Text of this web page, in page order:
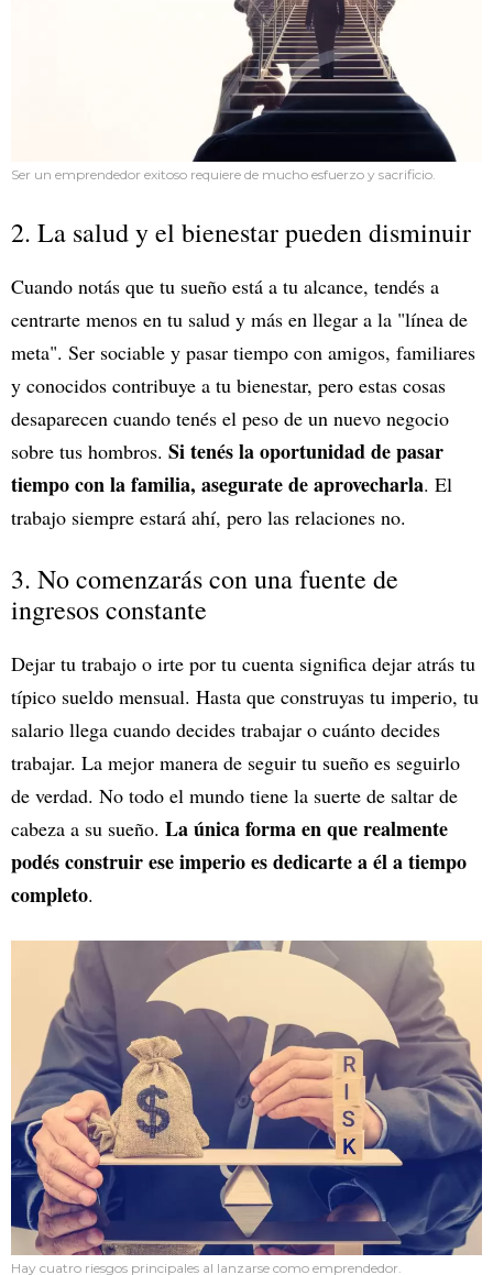
Ser un emprendedor exitoso requiere de mucho esfuerzo y sacrificio.
2. La salud y el bienestar pueden disminuir
Cuando notás que tu sueño está a tu alcance, tendés a
centrarte menos en tu salud y más en llegar a la "línea de
meta". Ser sociable y pasar tiempo con amigos, familiares
y conocidos contribuye a tu bienestar, pero estas cosas
desaparecen cuando tenés el peso de un nuevo negocio
sobre tus hombros. Si tenés la oportunidad de pasar
tiempo con la familia, asegurate de aprovecharla. El
trabajo siempre estará ahí, pero las relaciones no.
3. No comenzarás con una fuente de
ingresos constante
Dejar tu trabajo o irte por tu cuenta significa dejar atrás tu
típico sueldo mensual. Hasta que construyas tu imperio, tu
salario llega cuando decides trabajar o cuánto decides
trabajar. La mejor manera de seguir tu sueño es seguirlo
de verdad. No todo el mundo tiene la suerte de saltar de
cabeza a su sueño. La única forma en que realmente
podés construir ese imperio es dedicarte a él a tiempo
completo.
Hay cuatro riesgos principales al lanzarse como emprendedor.